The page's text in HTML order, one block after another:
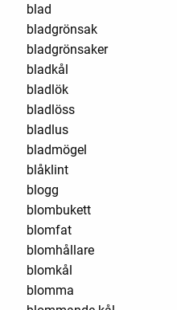
blad
bladgrönsak
bladgrönsaker
bladkål
bladlök
bladlöss
bladlus
bladmögel
blåklint
blogg
blombukett
blomfat
blomhållare
blomkål
blomma